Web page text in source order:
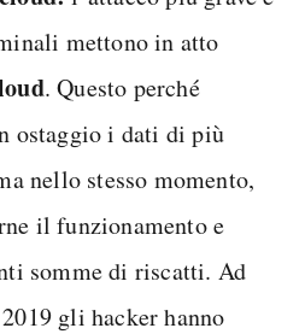
mettono in atto
. Questo perché
ostaggio i dati di più
nello stesso momento,
il funzionamento e
somme di riscatti. Ad
gli hacker hanno